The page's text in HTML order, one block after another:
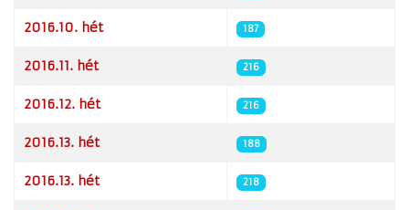
2016.10. hét 187
2016.11. hét 216
2016.12. hét 216
2016.13. hét 188
2016.13. hét 218